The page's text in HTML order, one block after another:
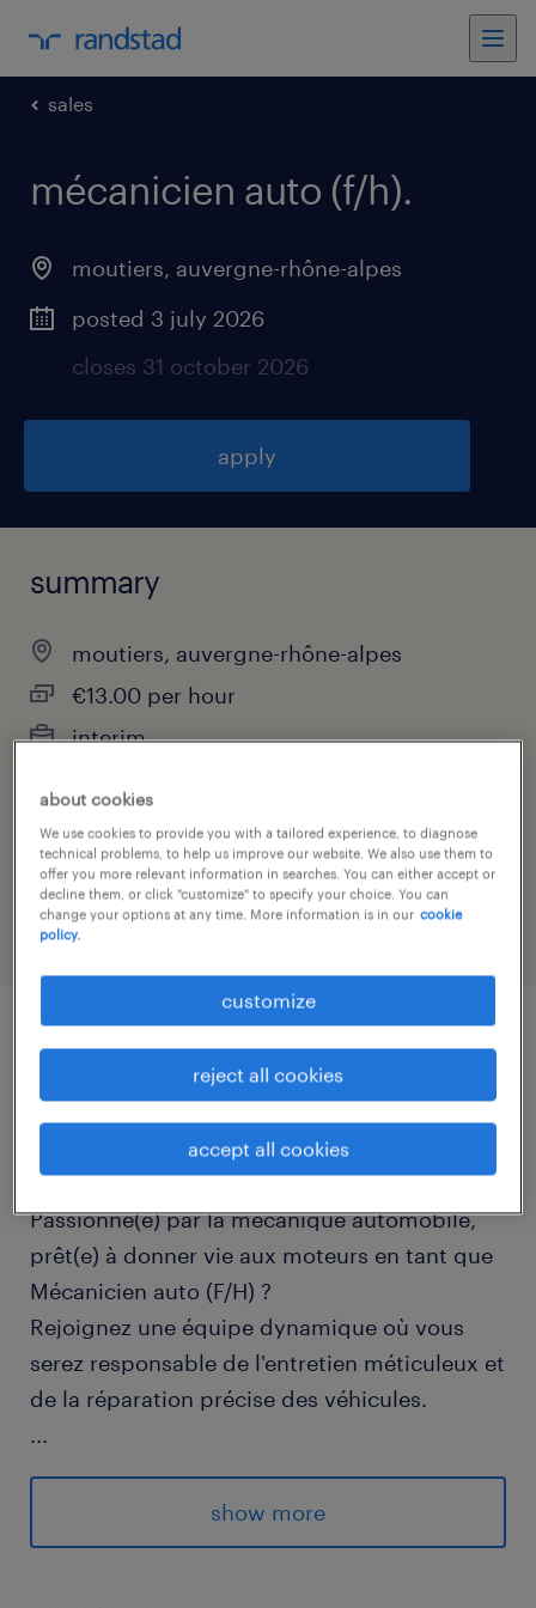
sales
mécanicien auto (f/h).
moutiers, auvergne-rhône-alpes
posted 3 july 2026
closes 31 october 2026
apply
summary
moutiers, auvergne-rhône-alpes
€13.00 per hour
interim
job category
sales
job details
descriptif du poste
Passionné(e) par la mécanique automobile,
prêt(e) à donner vie aux moteurs en tant que
Mécanicien auto (F/H) ?
Rejoignez une équipe dynamique où vous
serez responsable de l'entretien méticuleux et
de la réparation précise des véhicules.
...
- Assurez-vous que chaque véhicule roule en
toute sécurité en vérifiant les niveaux d'huile,
la pression des pneus et l'efficacité des freins
show more
about cookies
We use cookies to provide you with a tailored experience, to diagnose
technical problems, to help us improve our website. We also use them to
offer you more relevant information in searches. You can either accept or
decline them, or click "customize" to specify your choice. You can
change your options at any time. More information is in our cookie
policy.
customize
reject all cookies
accept all cookies